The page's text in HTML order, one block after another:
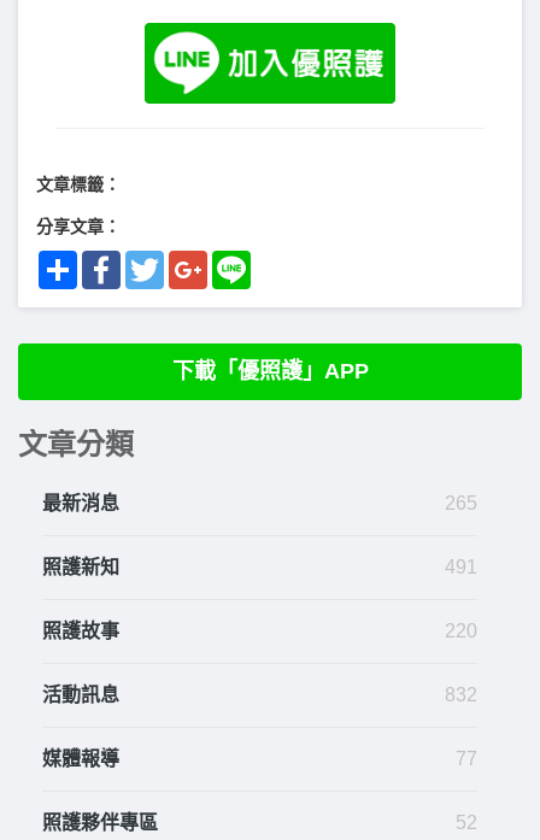
文章標籤：
分享文章：
Share FacebookTwitterGoogle+
下載「優照護」APP
文章分類
最新消息 265
照護新知 491
照護故事 220
活動訊息 832
媒體報導 77
照護夥伴專區 52